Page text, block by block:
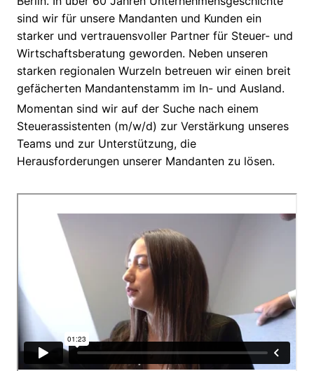
sind wir für unsere Mandanten und Kunden ein
starker und vertrauensvoller Partner für Steuer- und
Wirtschaftsberatung geworden. Neben unseren
starken regionalen Wurzeln betreuen wir einen breit
gefächerten Mandantenstamm im In- und Ausland.
Momentan sind wir auf der Suche nach einem
Steuerassistenten (m/w/d) zur Verstärkung unseres
Teams und zur Unterstützung, die
Herausforderungen unserer Mandanten zu lösen.